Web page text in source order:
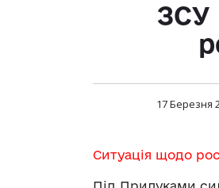
ЗСУ
17 Березня
Ситуація щодо